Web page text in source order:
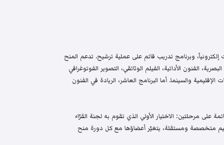
وبرنامج تدريب قائم على عملية ترشيح. تدعم المنح
الفنون الأدائية، الفيلم الوثائقي، التصوير الفوتوغرافي
والسينما. أما البرنامج العاشر، الريادة في الفنون
قائمة على مرحلتين: الاختيار الأولي الذي تقوم به لجنة القرّاء
متخصصة ومستقلة، يتغيّر أعضاؤها مع كل دورة منح